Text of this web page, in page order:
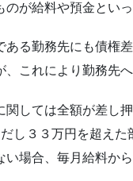
が給料や預金といっ
る勤務先にも債権
これにより勤務先
しては全額が差し
し３３万円を超え
場合、毎月給料か